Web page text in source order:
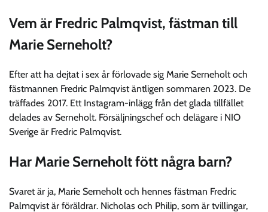
Vem är Fredric Palmqvist, fästman till
Marie Serneholt?
Efter att ha dejtat i sex år förlovade sig Marie Serneholt och
fästmannen Fredric Palmqvist äntligen sommaren 2023. De
träffades 2017. Ett Instagram-inlägg från det glada tillfället
delades av Serneholt. Försäljningschef och delägare i NIO
Sverige är Fredric Palmqvist.
Har Marie Serneholt fött några barn?
Svaret är ja, Marie Serneholt och hennes fästman Fredric
Palmqvist är föräldrar. Nicholas och Philip, som är tvillingar,